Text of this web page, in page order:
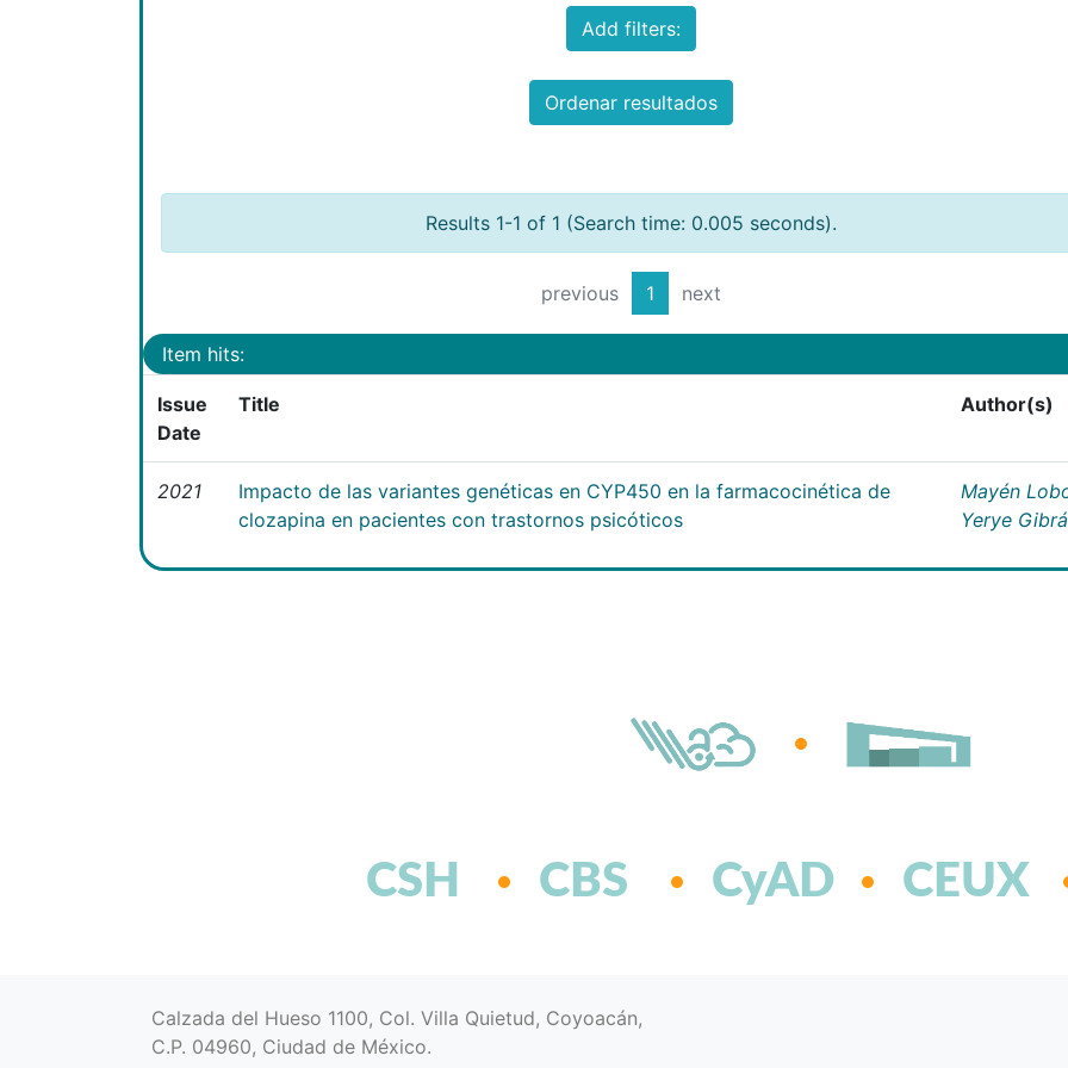
Add filters:
Ordenar resultados
Results 1-1 of 1 (Search time: 0.005 seconds).
previous 1 next
Item hits:
Issue
Date
Title Author(s)
2021
Impacto de las variantes genéticas en CYP450 en la farmacocinética de
clozapina en pacientes con trastornos psicóticos
Mayén
Yerye
CSH CBS CyAD CEUX
Calzada del Hueso 1100, Col. Villa Quietud, Coyoacán,
C.P. 04960, Ciudad de México.